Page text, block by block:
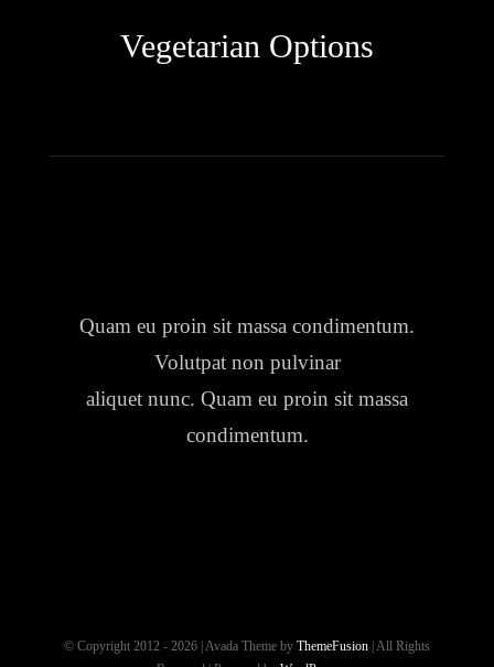
Vegetarian Options
Quam eu proin sit massa condimentum.
Volutpat non pulvinar
aliquet nunc. Quam eu proin sit massa
condimentum.
© Copyright 2012 - 2026 | Avada Theme by ThemeFusion | All Rights